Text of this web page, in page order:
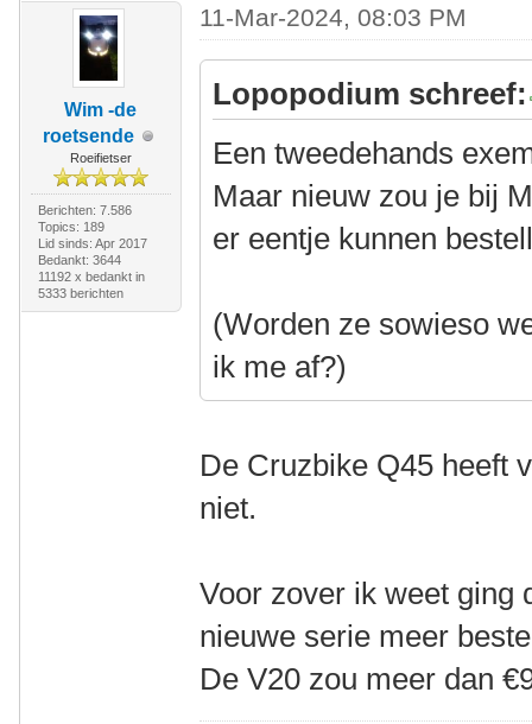
Wim -de
roetsende
Roeifietser
Berichten: 7.586
Topics: 189
Lid sinds: Apr 2017
Bedankt: 3644
11192 x bedankt in
5333 berichten
11-Mar-2024, 08:03 PM
Lopopodium schreef:
Een tweedehands
Maar nieuw zou je bij
er eentje kunnen
(Worden ze sowieso
ik me af?)
De Cruzbike Q45 heeft
niet.
Voor zover ik weet ging
nieuwe serie meer
De V20 zou meer dan